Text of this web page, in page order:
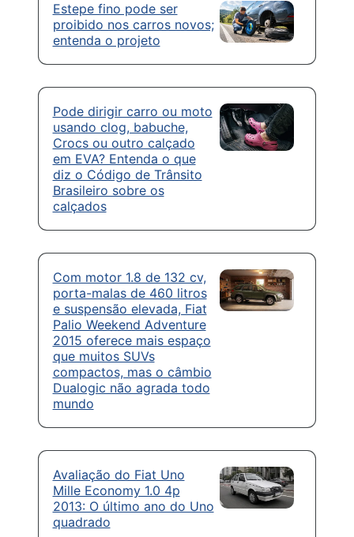
Estepe fino pode ser
proibido nos carros novos;
entenda o projeto
Pode dirigir carro ou moto
usando clog, babuche,
Crocs ou outro calçado
em EVA? Entenda o que
diz o Código de Trânsito
Brasileiro sobre os
calçados
Com motor 1.8 de 132 cv,
porta-malas de 460 litros
e suspensão elevada, Fiat
Palio Weekend Adventure
2015 oferece mais espaço
que muitos SUVs
compactos, mas o câmbio
Dualogic não agrada todo
mundo
Avaliação do Fiat Uno
Mille Economy 1.0 4p
2013: O último ano do Uno
quadrado